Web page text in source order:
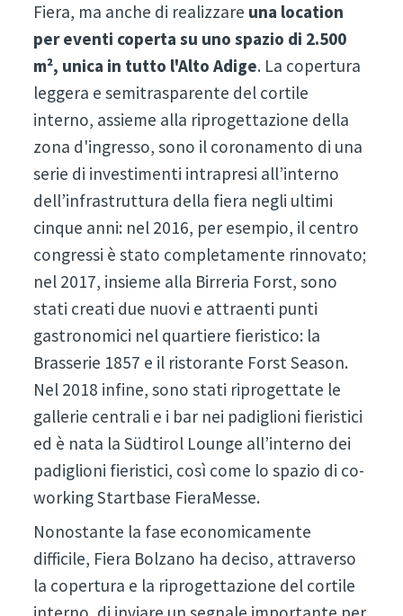
Fiera, ma anche di realizzare una location
per eventi coperta su uno spazio di 2.500
m², unica in tutto l'Alto Adige. La copertura
leggera e semitrasparente del cortile
interno, assieme alla riprogettazione della
zona d'ingresso, sono il coronamento di una
serie di investimenti intrapresi all’interno
dell’infrastruttura della fiera negli ultimi
cinque anni: nel 2016, per esempio, il centro
congressi è stato completamente rinnovato;
nel 2017, insieme alla Birreria Forst, sono
stati creati due nuovi e attraenti punti
gastronomici nel quartiere fieristico: la
Brasserie 1857 e il ristorante Forst Season.
Nel 2018 infine, sono stati riprogettate le
gallerie centrali e i bar nei padiglioni fieristici
ed è nata la Südtirol Lounge all’interno dei
padiglioni fieristici, così come lo spazio di co-
working Startbase FieraMesse.
Nonostante la fase economicamente
difficile, Fiera Bolzano ha deciso, attraverso
la copertura e la riprogettazione del cortile